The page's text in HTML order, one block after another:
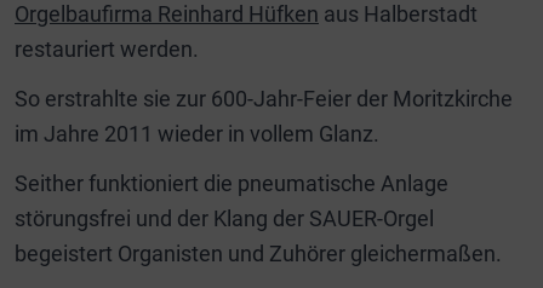
Orgelbaufirma Reinhard Hüfken aus Halberstadt
restauriert werden.
So erstrahlte sie zur 600-Jahr-Feier der Moritzkirche
im Jahre 2011 wieder in vollem Glanz.
Seither funktioniert die pneumatische Anlage
störungsfrei und der Klang der SAUER-Orgel
begeistert Organisten und Zuhörer gleichermaßen.